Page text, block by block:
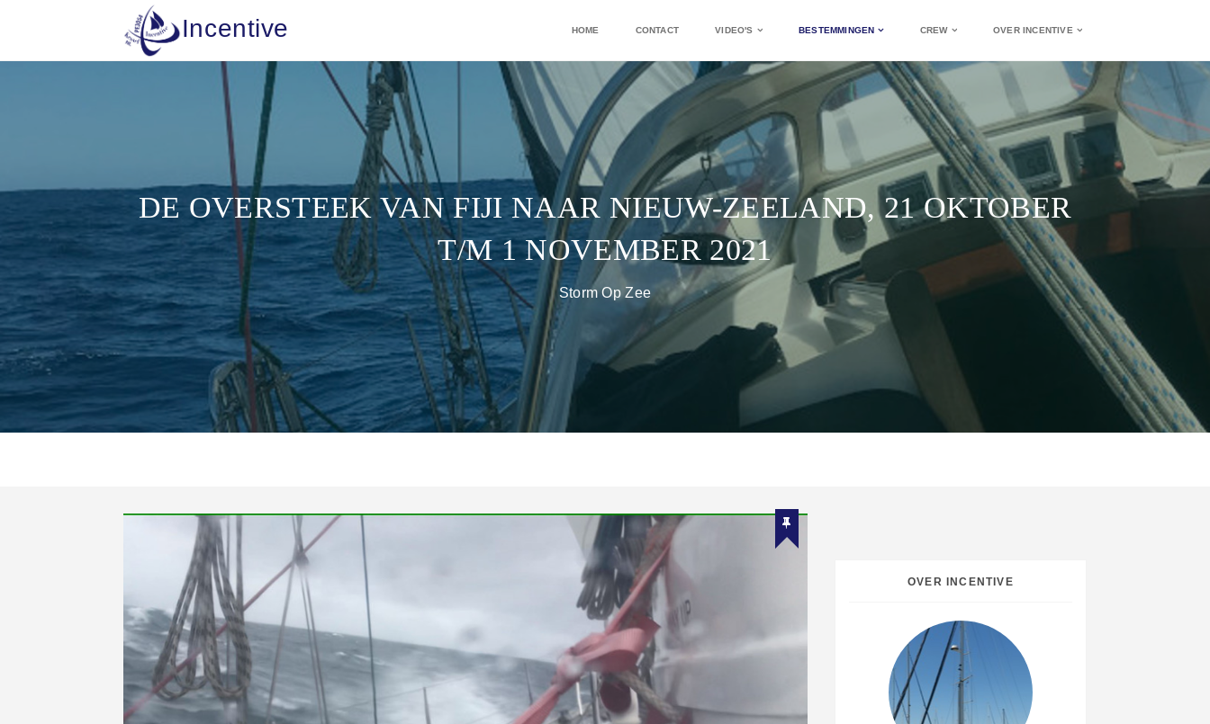
Incentive HOME CONTACT VIDEO'S BESTEMMINGEN CREW OVER INCENTIVE
DE OVERSTEEK VAN FIJI NAAR NIEUW-ZEELAND, 21 OKTOBER
T/M 1 NOVEMBER 2021
Storm Op Zee
OVER INCENTIVE